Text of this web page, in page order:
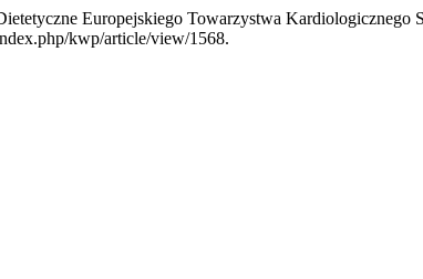
Europejskiego Towarzystwa
kwp/article/view/1568.